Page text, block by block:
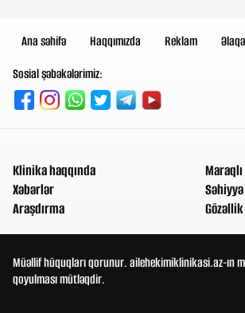
Ana səhifə Haqqımızda Reklam
Əlaqə
Sosial şəbəkələrimiz:
Klinika haqqında
Xəbərlər
Araşdırma
Maraqlı
Səhiyyə
Müəllif hüquqları qorunur. ailehekimiklinikasi.az-
qoyulması mütləqdir.